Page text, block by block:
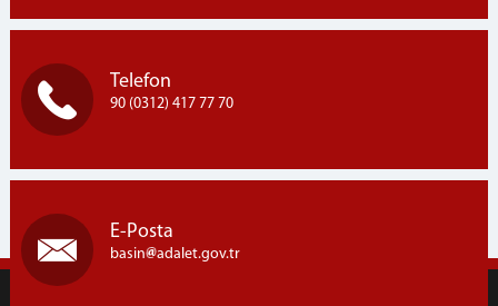
Telefon
90 (0312) 417 77 70
E-Posta
basin adalet.gov.tr